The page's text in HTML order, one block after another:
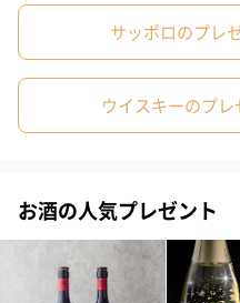
祝）（110円）
祝）
結婚祝いちょい足しギフト
結婚祝いギフトへの＋αにおす
サッポロのプレ
ウイスキーのプ
お酒の人気プレゼント